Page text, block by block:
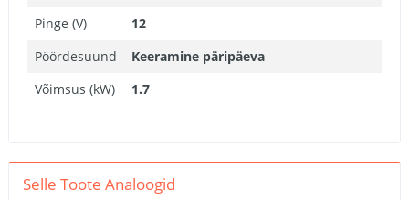
Pinge (V)
12
Pöördesuund
Keeramine päripäeva
Võimsus (kW)
1.7
Selle Toote Analoogid